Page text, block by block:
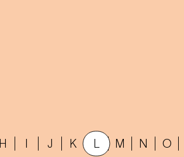
H J K L M N O